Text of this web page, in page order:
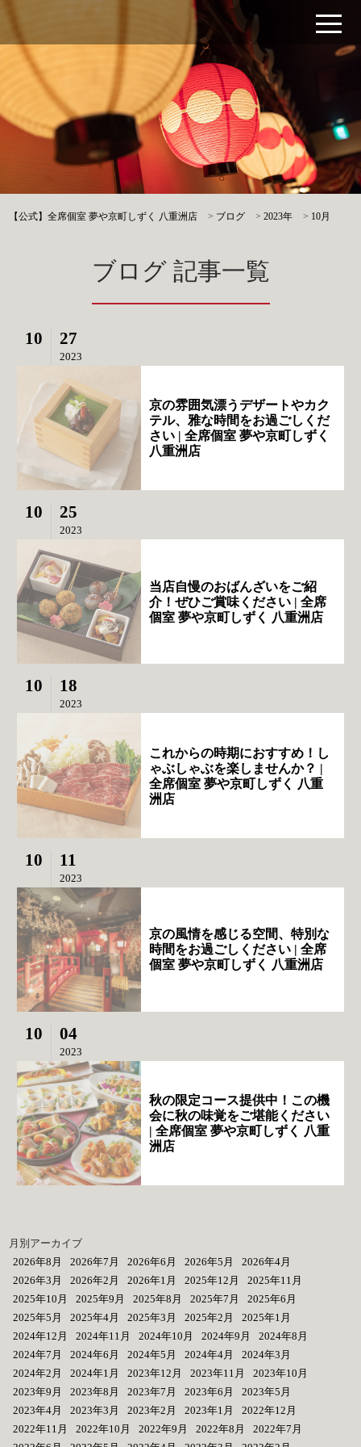
【公式】全席個室 夢や京町しずく 八重洲店 > ブログ >2023年 > 10月
ブログ 記事一覧
10 27
2023
京の雰囲気漂うデザートやカク
テル、雅な時間をお過ごしくだ
さい | 全席個室 夢や京町しずく
八重洲店
10 25
2023
当店自慢のおばんざいをご紹
介！ぜひご賞味ください | 全席
個室 夢や京町しずく 八重洲店
10 18
2023
これからの時期におすすめ！し
ゃぶしゃぶを楽しませんか？ |
全席個室 夢や京町しずく 八重
洲店
10 11
2023
京の風情を感じる空間、特別な
時間をお過ごしください | 全席
個室 夢や京町しずく 八重洲店
10 04
2023
秋の限定コース提供中！この機
会に秋の味覚をご堪能ください
| 全席個室 夢や京町しずく 八重
洲店
月別アーカイブ
2026年8月
2026年7月 2026年6月 2026年5月
2026年4月
2026年3月
2026年2月 2026年1月 2025年12月
2025年11月
2025年10月
2025年9月 2025年8月 2025年7月
2025年6月
2025年5月
2025年4月 2025年3月 2025年2月
2025年1月
2024年12月
2024年11月 2024年10月 2024年9月
2024年8月
2024年7月
2024年6月 2024年5月 2024年4月
2024年3月
2024年2月
2024年1月 2023年12月 2023年11月
2023年10月
2023年9月
2023年8月 2023年7月 2023年6月
2023年5月
2023年4月
2023年3月 2023年2月 2023年1月
2022年12月
2022年11月
2022年10月 2022年9月 2022年8月
2022年7月